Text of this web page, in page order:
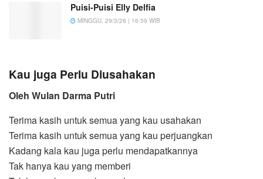
Puisi-Puisi Elly Delfia
MINGGU, 29/3/26 | 16:59 WIB
Kau juga Perlu Diusahakan
Oleh Wulan Darma Putri
Terima kasih untuk semua yang kau usahakan
Terima kasih untuk semua yang kau perjuangkan
Kadang kala kau juga perlu mendapatkannya
Tak hanya kau yang memberi